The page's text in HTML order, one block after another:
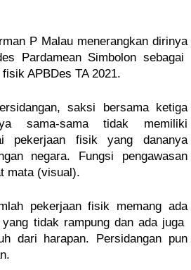
P Malau menerangkan dirinya
Pardamean Simbolon sebagai
APBDes TA 2021.
saksi bersama ketiga
sama-sama tidak memiliki
pekerjaan fisik yang dananya
negara. Fungsi pengawasan
mata (visual).
pekerjaan fisik memang ada
tidak rampung dan ada juga
dari harapan. Persidangan pun